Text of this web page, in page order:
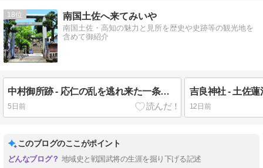
18 南国土佐へ来てみいや
南国土佐・高知の魅力と見所を歴史や史跡等の観光地を
含めて御紹介
中村御所跡 - 応仁の乱を逃れ来た一条教房の居館で没落後、一條神社となる
5日前 12日前
このブログのここがポイント
地域史と戦国武将の生涯を掘り下げる記述